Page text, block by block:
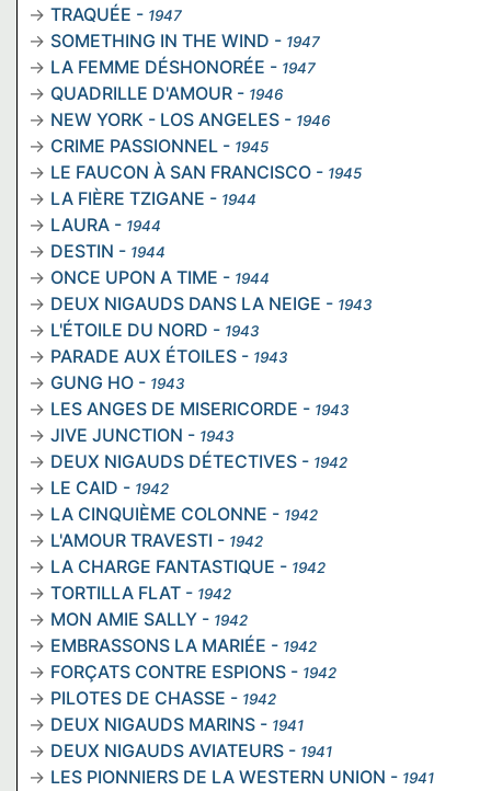
TRAQUÉE - 1947
SOMETHING IN THE WIND - 1947
LA FEMME DÉSHONORÉE - 1947
QUADRILLE D'AMOUR - 1946
NEW YORK - LOS ANGELES - 1946
CRIME PASSIONNEL - 1945
LE FAUCON À SAN FRANCISCO - 1945
LA FIÈRE TZIGANE - 1944
LAURA - 1944
DESTIN - 1944
ONCE UPON A TIME - 1944
DEUX NIGAUDS DANS LA NEIGE - 1943
L'ÉTOILE DU NORD - 1943
PARADE AUX ÉTOILES - 1943
GUNG HO - 1943
LES ANGES DE MISERICORDE - 1943
JIVE JUNCTION - 1943
DEUX NIGAUDS DÉTECTIVES - 1942
LE CAID - 1942
LA CINQUIÈME COLONNE - 1942
L'AMOUR TRAVESTI - 1942
LA CHARGE FANTASTIQUE - 1942
TORTILLA FLAT - 1942
MON AMIE SALLY - 1942
EMBRASSONS LA MARIÉE - 1942
FORÇATS CONTRE ESPIONS - 1942
PILOTES DE CHASSE - 1942
DEUX NIGAUDS MARINS - 1941
DEUX NIGAUDS AVIATEURS - 1941
LES PIONNIERS DE LA WESTERN UNION - 1941